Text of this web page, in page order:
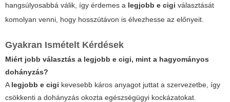
hangsúlyosabbá válik, így érdemes a legjobb e cigi választását
komolyan venni, hogy hosszútávon is élvezhesse az előnyeit.
Gyakran Ismételt Kérdések
Miért jobb választás a legjobb e cigi, mint a hagyományos
dohányzás?
A legjobb e cigi kevesebb káros anyagot juttat a szervezetbe, így
csökkenti a dohányzás okozta egészségügyi kockázatokat.